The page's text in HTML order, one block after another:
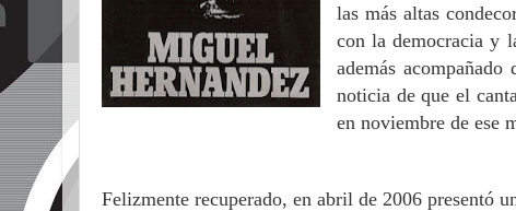
las más altas
con la democracia y
además
noticia de que el
en noviembre de ese
Felizmente recuperado, en abril de 2006 presentó